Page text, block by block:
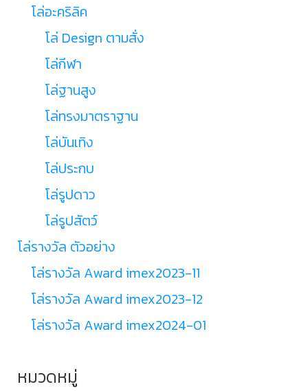
โล่อะคริลิค
โล่ Design ตามสั่ง
โล่กีฬา
โล่ฐานสูง
โล่ทรงมาตราฐาน
โล่บันเทิง
โล่ประกบ
โล่รูปดาว
โล่รูปสัตว์
โล่รางวัล ตัวอย่าง
โล่รางวัล Award imex2023-11
โล่รางวัล Award imex2023-12
โล่รางวัล Award imex2024-01
หมวดหมู่